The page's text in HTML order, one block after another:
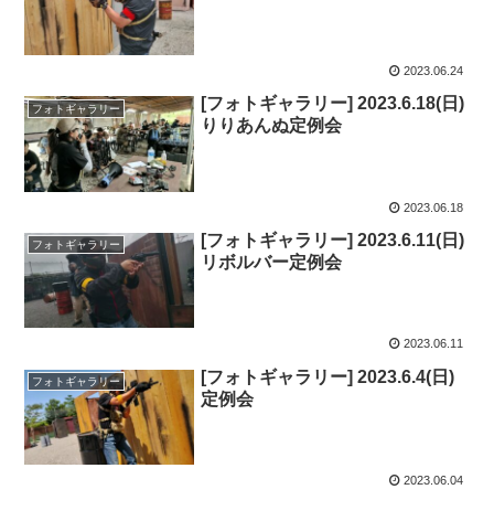
2023.06.24
フォトギャラリー
[フォトギャラリー] 2023.6.18(日)
りりあんぬ定例会
2023.06.18
フォトギャラリー
[フォトギャラリー] 2023.6.11(日)
リボルバー定例会
2023.06.11
フォトギャラリー
[フォトギャラリー] 2023.6.4(日)
定例会
2023.06.04